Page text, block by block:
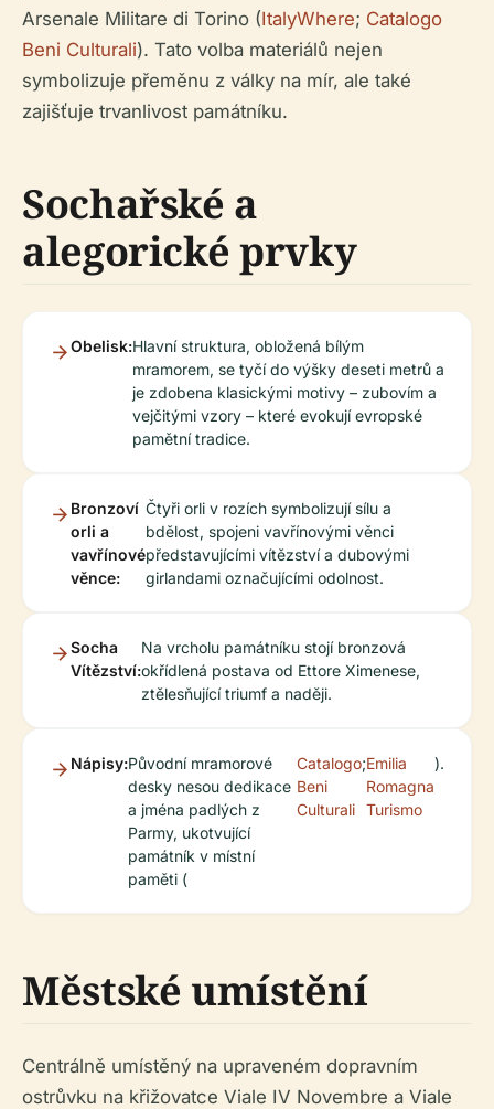
Arsenale Militare di Torino (ItalyWhere; Catalogo
Beni Culturali). Tato volba materiálů nejen
symbolizuje přeměnu z války na mír, ale také
zajišťuje trvanlivost památníku.
Sochařské a
alegorické prvky
Obelisk:Hlavní struktura, obložená bílým
mramorem, se tyčí do výšky deseti metrů a
je zdobena klasickými motivy – zubovím a
vejčitými vzory – které evokují evropské
pamětní tradice.
Bronzoví
orli a
vavřínové
věnce:
Čtyři orli v rozích symbolizují sílu a
bdělost, spojeni vavřínovými věnci
představujícími vítězství a dubovými
girlandami označujícími odolnost.
Socha
Vítězství:
Na vrcholu památníku stojí bronzová
okřídlená postava od Ettore Ximenese,
ztělesňující triumf a naději.
Nápisy:Původní mramorové
desky nesou dedikace
a jména padlých z
Parmy, ukotvující
památník v místní
paměti (
Catalogo
Beni
Culturali
;Emilia
Romagna
Turismo
).
Městské umístění
Centrálně umístěný na upraveném dopravním
ostrůvku na křižovatce Viale IV Novembre a Viale